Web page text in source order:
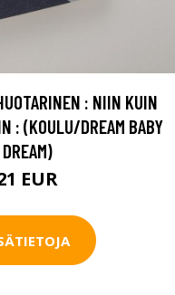
: NIIN KUIN
: (KOULU/DREAM BABY
DREAM)
EUR